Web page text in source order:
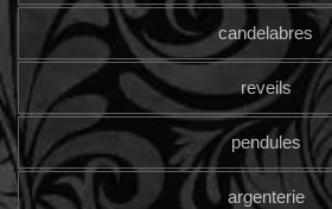
candelabres
reveils
pendules
argenterie